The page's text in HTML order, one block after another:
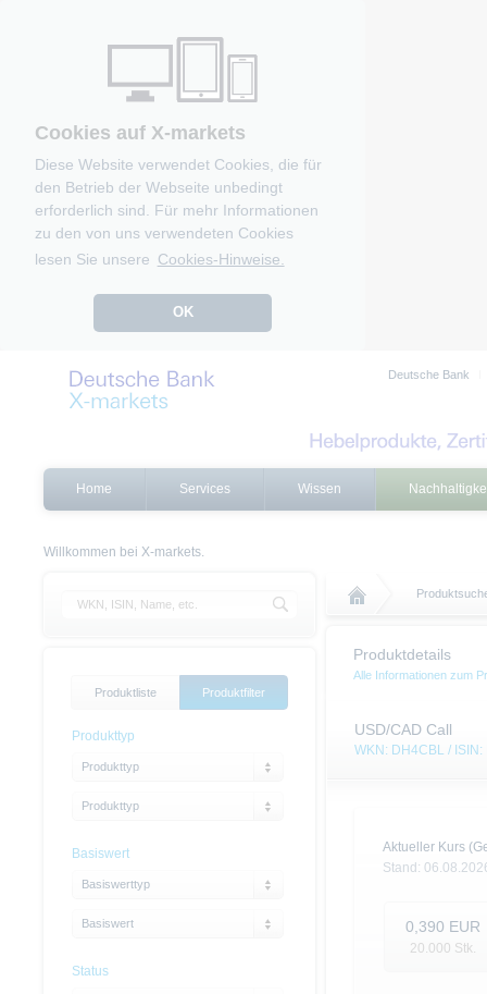
Cookies auf X-markets
Diese Website verwendet Cookies, die für
den Betrieb der Webseite unbedingt
erforderlich sind. Für mehr Informationen
zu den von uns verwendeten Cookies
lesen Sie unsere Cookies-Hinweise.
OK
Deutsche Bank
Home Services Wissen
Willkommen bei X-markets.
Produktdetails
Alle Informationen zum
USD/CAD Call
WKN: DH4CBL /
Aktueller Kurs
Stand:
0,390 EUR
20.000 Stk.
Produktliste Produktfilter
Produkttyp
Produkttyp
Produkttyp
Basiswert
Basiswerttyp
Basiswert
Status